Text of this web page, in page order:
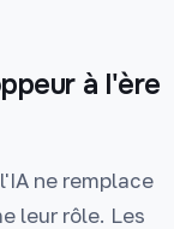
à l'ère
ne remplace
leur rôle. Les